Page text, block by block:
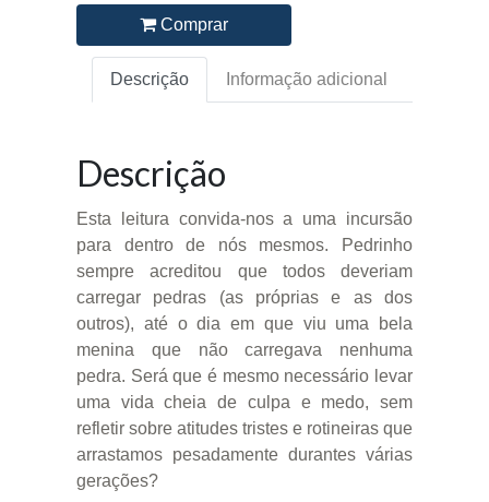
Comprar
Descrição Informação adicional
Descrição
Esta leitura convida-nos a uma incursão
para dentro de nós mesmos. Pedrinho
sempre acreditou que todos deveriam
carregar pedras (as próprias e as dos
outros), até o dia em que viu uma bela
menina que não carregava nenhuma
pedra. Será que é mesmo necessário levar
uma vida cheia de culpa e medo, sem
refletir sobre atitudes tristes e rotineiras que
arrastamos pesadamente durantes várias
gerações?